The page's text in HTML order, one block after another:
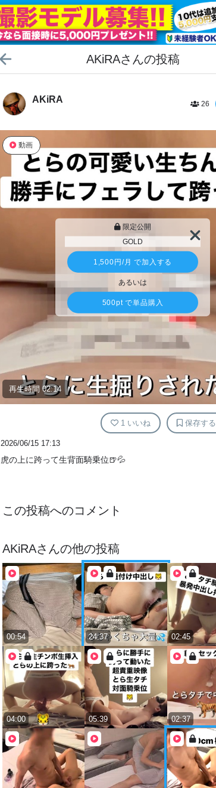
AKiRAさんの投稿
AKiRA 26
動画
限定公開
GOLD
1,500円/月 で加入する
あるいは
500ptで単品購入
再生時間 02:14
1 いいね 保存する
2026/06/15 17:13
虎の上に跨って生背面騎乗位🍺💦
この投稿へのコメント
AKiRAさんの他の投稿
00:54 24:37 02:45
04:00 05:39 02:37